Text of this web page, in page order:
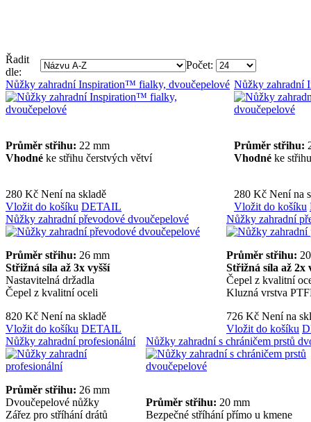
Řadit
dle:
Počet:
Nůžky zahradní Inspiration™ fialky, dvoučepelové Nůžky zahradní
Průměr střihu: 22 mm
Vhodné ke střihu čerstvých větví
Průměr střihu:
Vhodné ke
280 Kč Není na skladě
Vložit do košíku DETAIL
280 Kč Není na
Vložit do košíku
Nůžky zahradní převodové dvoučepelové
Nůžky zahradní
Průměr střihu: 26 mm
Střižná síla až 3x vyšší
Nastavitelná držadla
Čepel z kvalitní oceli
Průměr střihu:
Střižná síla až 2x
Čepel z kvalitní
Kluzná vrstva
820 Kč Není na skladě
Vložit do košíku DETAIL
726 Kč Není na
Vložit do košíku
Nůžky zahradní profesionální
Nůžky zahradní s chráničem prstů
Průměr střihu: 26 mm
Dvoučepelové nůžky
Zářez pro stříhání drátů
Průměr střihu: 20 mm
Bezpečné stříhání přímo u kmene